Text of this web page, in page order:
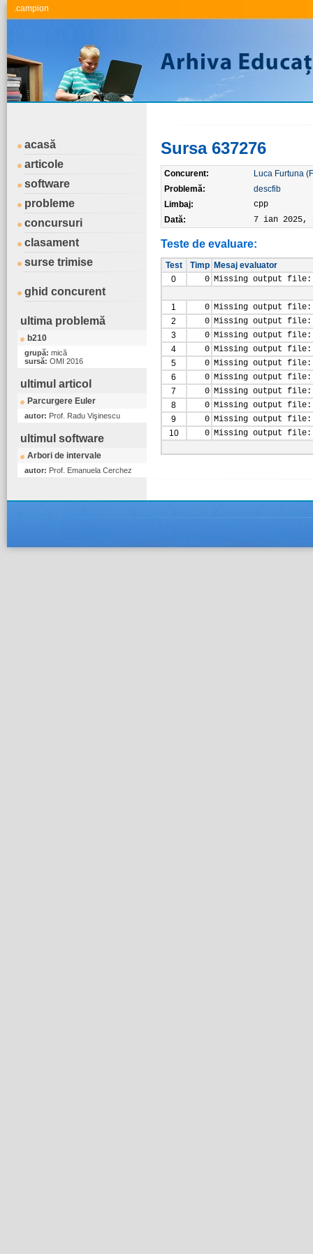
.campion
acasă
articole
software
probleme
concursuri
clasament
surse trimise
ghid concurent
ultima problemă
b210
grupă: mică
sursă: OMI 2016
ultimul articol
Parcurgere Euler
autor: Prof. Radu Vişinescu
ultimul software
Arbori de intervale
autor: Prof. Emanuela Cerchez
Sursa 637276
Concurent:
Luca Furtuna
Problemă:
descfib
Limbaj:
cpp
Dată:
7 ian 2025,
Teste de evaluare:
Test Timp Mesaj evaluator
0
0 Missing output
1 0 Missing output
2
0 Missing output
3
0 Missing output
4
0 Missing output
5
0 Missing output
6
0 Missing output
7
0 Missing output
8
0 Missing output
9
0 Missing output
10
0 Missing output